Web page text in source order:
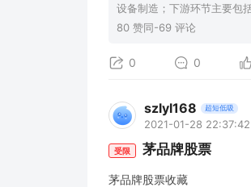
设备制造；下游环节主要包
80 赞同-69 评论
0 0
szlyl168 超短低吸
2021-01-28 22:37:42
受限 茅品牌股票
茅品牌股票收藏